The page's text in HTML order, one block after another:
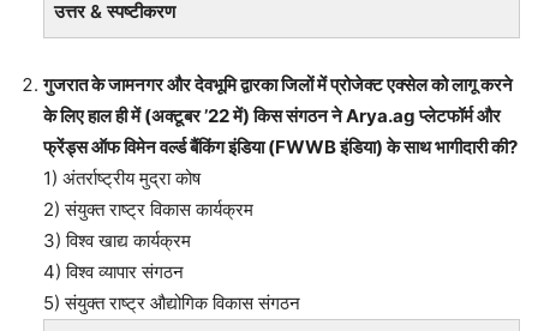
उत्तर & स्पष्टीकरण
गुजरात के जामनगर और देवभूमि द्वारका जिलों में प्रोजेक्ट एक्सेल को लागू करने
के लिए हाल ही में (अक्टूबर ’22 में) किस संगठन ने Arya.ag प्लेटफॉर्म और
फ्रेंड्स ऑफ विमेन वर्ल्ड बैंकिंग इंडिया (FWWB इंडिया) के साथ भागीदारी की?
1) अंतर्राष्ट्रीय मुद्रा कोष
2) संयुक्त राष्ट्र विकास कार्यक्रम
3) विश्व खाद्य कार्यक्रम
4) विश्व व्यापार संगठन
5) संयुक्त राष्ट्र औद्योगिक विकास संगठन